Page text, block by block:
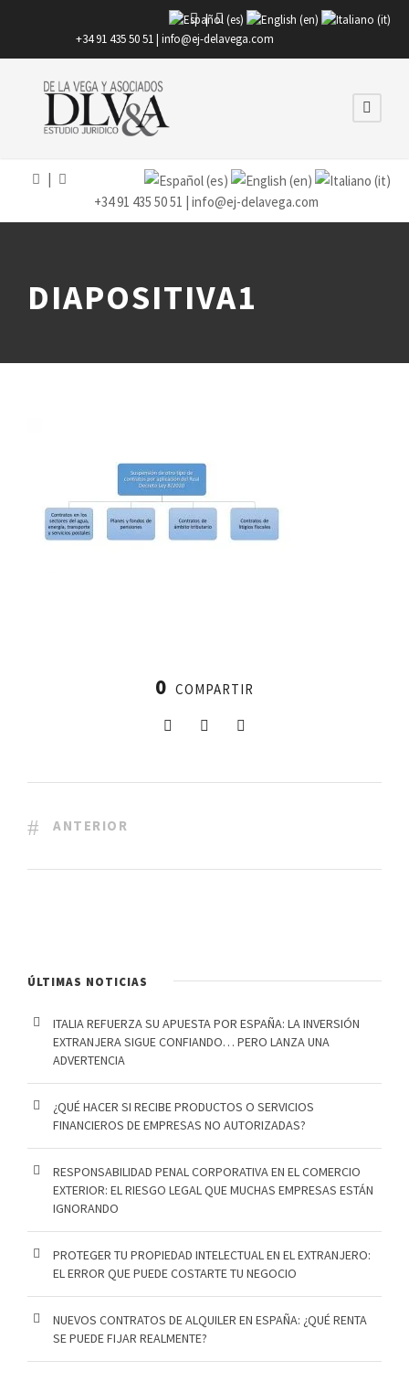
|
+34 91 435 50 51 | info@ej-delavega.com
+34 91 435 50 51 | info@ej-delavega.com
DIAPOSITIVA1
0 COMPARTIR
ANTERIOR
ÚLTIMAS NOTICIAS
ITALIA REFUERZA SU APUESTA POR ESPAÑA: LA INVERSIÓN
EXTRANJERA SIGUE CONFIANDO… PERO LANZA UNA
ADVERTENCIA
¿QUÉ HACER SI RECIBE PRODUCTOS O SERVICIOS
FINANCIEROS DE EMPRESAS NO AUTORIZADAS?
RESPONSABILIDAD PENAL CORPORATIVA EN EL COMERCIO
EXTERIOR: EL RIESGO LEGAL QUE MUCHAS EMPRESAS ESTÁN
IGNORANDO
PROTEGER TU PROPIEDAD INTELECTUAL EN EL EXTRANJERO:
EL ERROR QUE PUEDE COSTARTE TU NEGOCIO
NUEVOS CONTRATOS DE ALQUILER EN ESPAÑA: ¿QUÉ RENTA
SE PUEDE FIJAR REALMENTE?